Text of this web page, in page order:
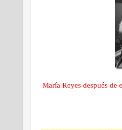
María Reyes después